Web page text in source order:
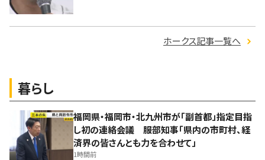
ホークス記事一覧へ
暮らし
福岡県・福岡市・北九州市が「副首都」指定目指
し初の連絡会議 服部知事「県内の市町村、経
済界の皆さんとも力を合わせて」
1時間前